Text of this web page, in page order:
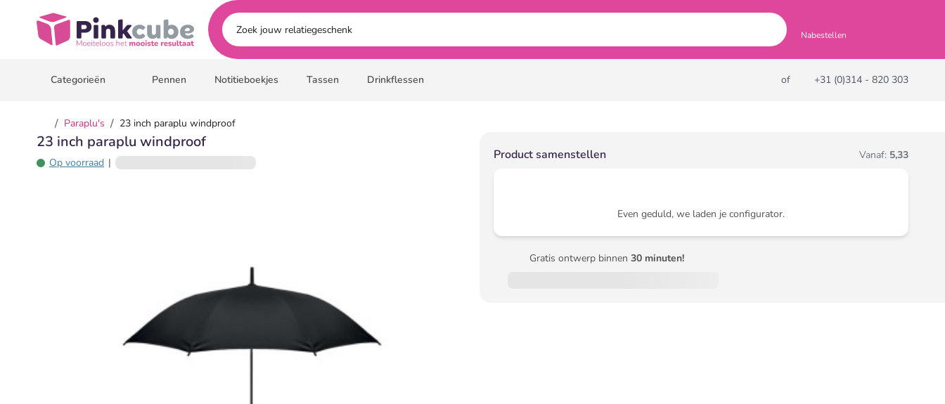
Pinkcube
Nabestellen
Categorieën Pennen Notitieboekjes Tassen Drinkflessen of +31 (0)314 - 820 303
/ Paraplu's / 23 inch paraplu windproof
23 inch paraplu windproof
Op voorraad |
Product samenstellen Vanaf: 5,33
Even geduld, we laden je configurator.
Gratis ontwerp binnen 30 minuten!